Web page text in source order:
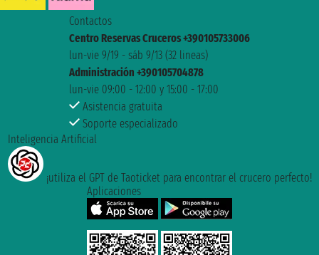
Contactos
Centro Reservas Cruceros +390105733006
lun-vie 9/19 - sáb 9/13 (32 lineas)
Administración +390105704878
lun-vie 09:00 - 12:00 y 15:00 - 17:00
Asistencia gratuita
Soporte especializado
Inteligencia Artificial
¡utiliza el GPT de Taoticket para encontrar el crucero perfecto!
Aplicaciones